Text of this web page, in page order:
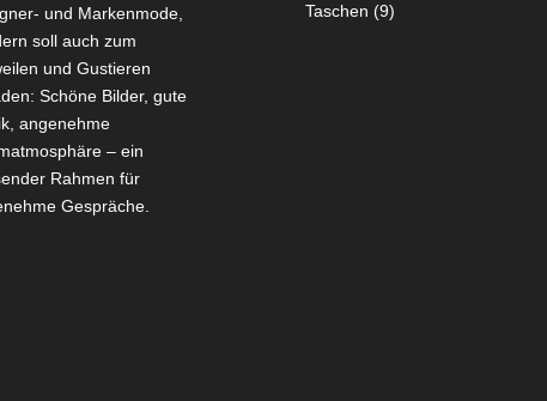
und Markenmode,
soll auch zum
und Gustieren
Schöne Bilder, gute
angenehme
– ein
Rahmen für
Gespräche.
Taschen (9)